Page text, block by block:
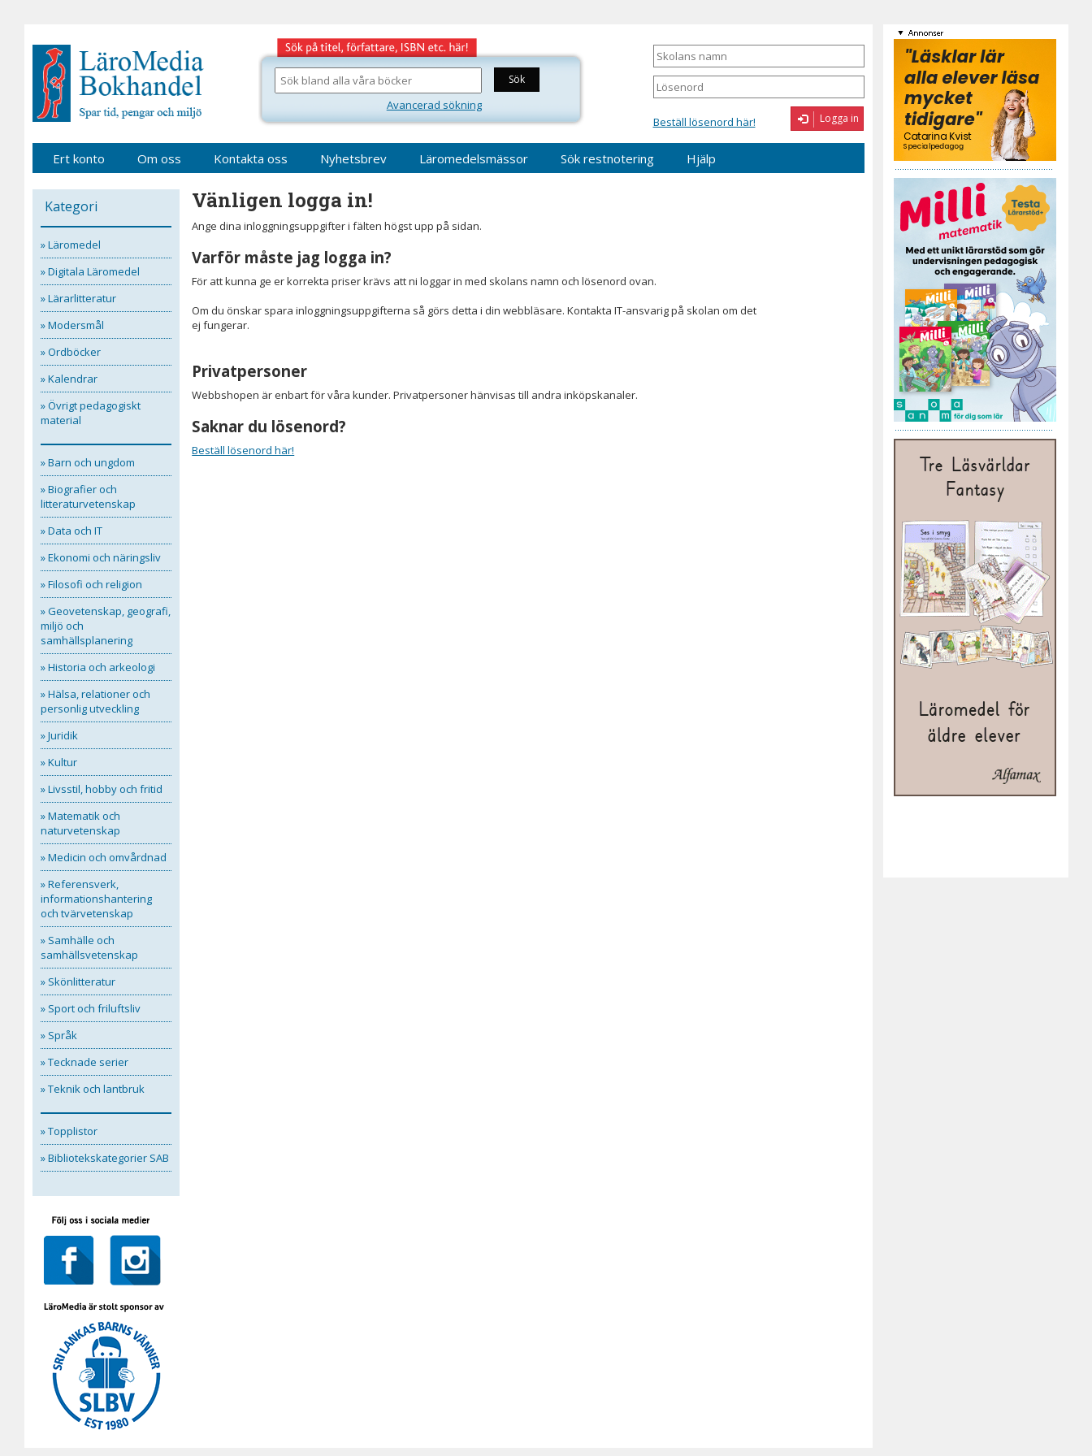
Skolans
namn
Lösenord
Beställ lösenord här! Logga in
Sök
bland
våra
Avancerad sökning
Ert konto Om oss Kontakta oss Nyhetsbrev Läromedelsmässor Sök restnotering Hjälp
Kategori
» Läromedel
» Digitala Läromedel
» Lärarlitteratur
» Modersmål
» Ordböcker
» Kalendrar
» Övrigt pedagogiskt
material
» Barn och ungdom
» Biografier och
litteraturvetenskap
» Data och IT
» Ekonomi och näringsliv
» Filosofi och religion
» Geovetenskap, geografi,
miljö och
samhällsplanering
» Historia och arkeologi
» Hälsa, relationer och
personlig utveckling
» Juridik
» Kultur
» Livsstil, hobby och fritid
» Matematik och
naturvetenskap
» Medicin och omvårdnad
» Referensverk,
informationshantering
och tvärvetenskap
» Samhälle och
samhällsvetenskap
» Skönlitteratur
» Sport och friluftsliv
» Språk
» Tecknade serier
» Teknik och lantbruk
» Topplistor
» Bibliotekskategorier SAB
Vänligen logga in!
Ange dina inloggningsuppgifter i fälten högst upp på sidan.
Varför måste jag logga in?
För att kunna ge er korrekta priser krävs att ni loggar in med skolans namn och lösenord ovan.
Om du önskar spara inloggningsuppgifterna så görs detta i din webbläsare. Kontakta IT-ansvarig på skolan om det
ej fungerar.
Privatpersoner
Webbshopen är enbart för våra kunder. Privatpersoner hänvisas till andra inköpskanaler.
Saknar du lösenord?
Beställ lösenord här!